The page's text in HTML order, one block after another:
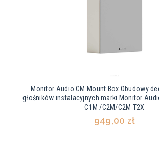
Monitor Audio CM Mount Box Obudowy
głośników instalacyjnych marki Monitor
C1M /C2M/C2M T2X
949,00 zł